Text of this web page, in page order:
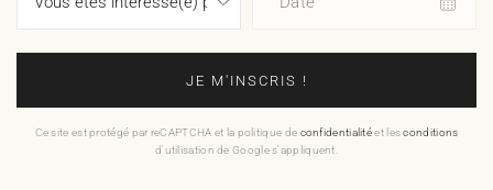
JE M'INSCRIS !
Ce site est protégé par reCAPTCHA et la politique de confidentialitéet lesconditions
d'utilisation de Google s'appliquent.